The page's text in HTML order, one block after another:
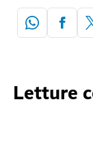
Letture